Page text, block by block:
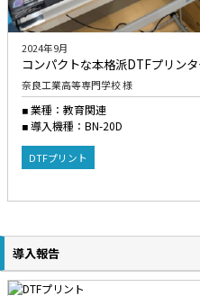
2024年9月
コンパクトな本格派DTFプリン
奈良工業高等専門学校 様
業種：教育関連
導入機種：BN-20D
DTFプリント
導入報告